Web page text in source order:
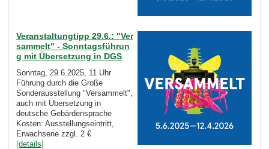
Veranstaltungtipp 29.6.: "Ver
sammelt" - Sonntagsführun
g mit Übersetzung in DGS
Sonntag, 29.6.2025, 11 Uhr
Führung durch die Große
Sonderausstellung "Versammelt",
auch mit Übersetzung in
deutsche Gebärdensprache
Kosten: Ausstellungseintritt,
Erwachsene zzgl. 2 €
[details]